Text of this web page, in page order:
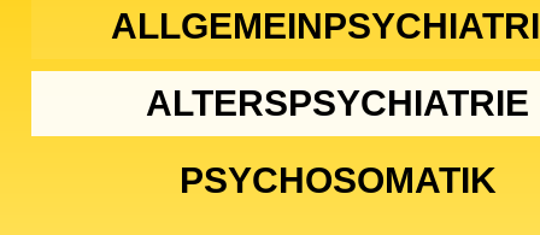
ALTERSPSYCHIATRIE
PSYCHOSOMATIK